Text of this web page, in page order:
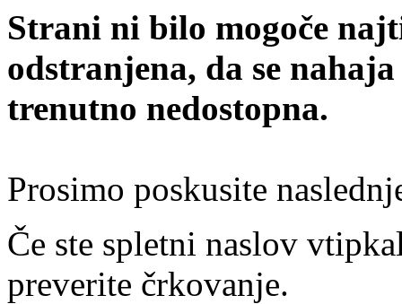
Strani ni bilo mogoče
odstranjena, da se
trenutno nedostopna.
Prosimo poskusite
Če ste spletni naslov
preverite črkovanje.